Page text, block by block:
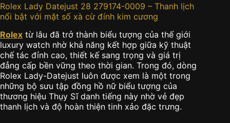
Rolex Lady Datejust 28 279174-0009 – Thanh lịch
nổi bật với mặt số xà cừ đính kim cương
Rolex từ lâu đã trở thành biểu tượng của thế giới
luxury watch nhờ khả năng kết hợp giữa kỹ thuật
chế tác đỉnh cao, thiết kế sang trọng và giá trị
đẳng cấp bền vững theo thời gian. Trong đó, dòng
Rolex Lady-Datejust luôn được xem là một trong
những bộ sưu tập đồng hồ nữ biểu tượng của
thương hiệu Thụy Sĩ danh tiếng này nhờ vẻ đẹp
thanh lịch và độ hoàn thiện tinh xảo đặc trưng.